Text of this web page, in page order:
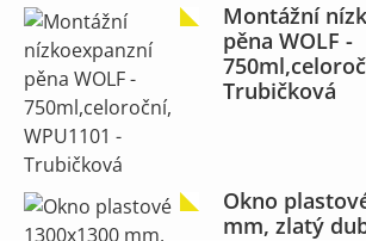
Montážní
pěna WOLF -
Trubičková
Okno
mm, zlatý